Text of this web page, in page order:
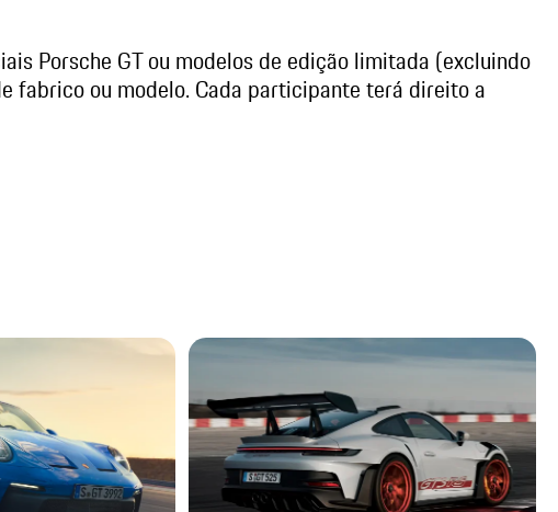
Porsche GT ou modelos de edição limitada (excluindo
fabrico ou modelo. Cada participante terá direito a